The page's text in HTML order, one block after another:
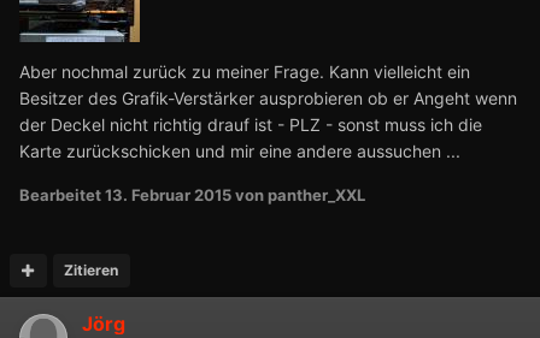
Aber nochmal zurück zu meiner Frage. Kann vielleicht ein
Besitzer des Grafik-Verstärker ausprobieren ob er Angeht wenn
der Deckel nicht richtig drauf ist - PLZ - sonst muss ich die
Karte zurückschicken und mir eine andere aussuchen ...
Bearbeitet13. Februar 2015von panther_XXL
Zitieren
Jörg